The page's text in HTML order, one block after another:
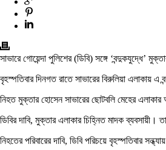
সাভারে গোয়েন্দা পুলিশের (ডিবি) সঙ্গে ‘বন্দুকযুদ্ধে’
বৃহস্পতিবার দিনগত রাতে সাভারের বিরুলিয়া এলাকায় এ
নিহত মুক্তার হোসেন সাভারের ছোটবলি মেহের
ডিবির দাবি, মুক্তার এলাকার চিহ্নিত মাদক ব্যবসায়ী।
নিহতের পরিবারের দাবি, ডিবি পরিচয়ে বৃহস্পতিবার